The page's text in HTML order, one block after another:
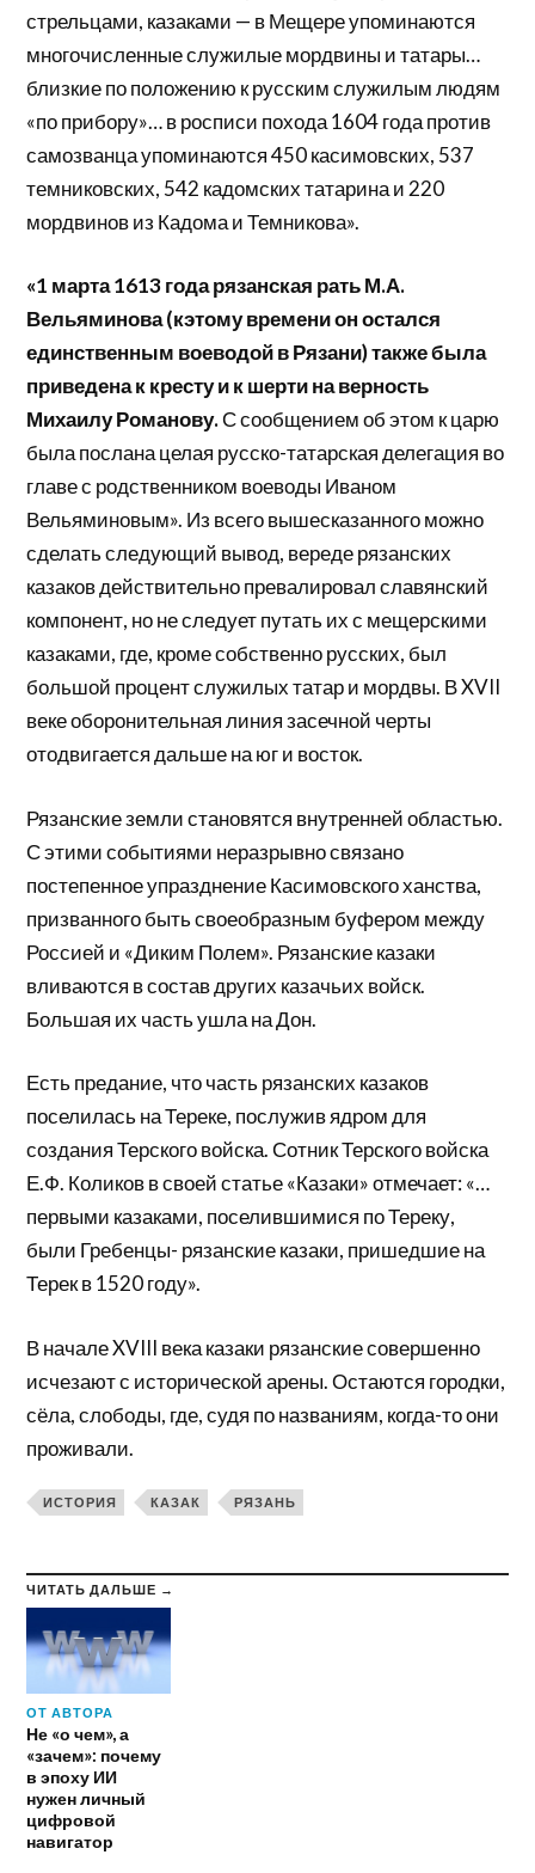
стрельцами, казаками — в Мещере упоминаются
многочисленные служилые мордвины и татары…
близкие по положению к русским служилым людям
«по прибору»… в росписи похода 1604 года против
самозванца упоминаются 450 касимовских, 537
темниковских, 542 кадомских татарина и 220
мордвинов из Кадома и Темникова».
«1 марта 1613 года рязанская рать М.А.
Вельяминова (кэтому времени он остался
единственным воеводой в Рязани) также была
приведена к кресту и к шерти на верность
Михаилу Романову.С сообщением об этом к царю
была послана целая русско-татарская делегация во
главе с родственником воеводы Иваном
Вельяминовым». Из всего вышесказанного можно
сделать следующий вывод, вереде рязанских
казаков действительно превалировал славянский
компонент, но не следует путать их с мещерскими
казаками, где, кроме собственно русских, был
большой процент служилых татар и мордвы. В XVII
веке оборонительная линия засечной черты
отодвигается дальше на юг и восток.
Рязанские земли становятся внутренней областью.
С этими событиями неразрывно связано
постепенное упразднение Касимовского ханства,
призванного быть своеобразным буфером между
Россией и «Диким Полем». Рязанские казаки
вливаются в состав других казачьих войск.
Большая их часть ушла на Дон.
Есть предание, что часть рязанских казаков
поселилась на Тереке, послужив ядром для
создания Терского войска. Сотник Терского войска
Е.Ф. Коликов в своей статье «Казаки» отмечает: «…
первыми казаками, поселившимися по Тереку,
были Гребенцы- рязанские казаки, пришедшие на
Терек в 1520 году».
В начале XVIII века казаки рязанские совершенно
исчезают с исторической арены. Остаются городки,
сёла, слободы, где, судя по названиям, когда-то они
проживали.
ИСТОРИЯ КАЗАК РЯЗАНЬ
ЧИТАТЬ ДАЛЬШЕ →
ОТ АВТОРА
Не «о чем», а
«зачем»: почему
в эпоху ИИ
нужен личный
цифровой
навигатор